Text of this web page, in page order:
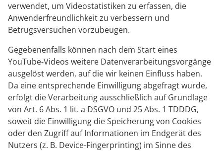
verwendet, um Videostatistiken zu erfassen, die
Anwenderfreundlichkeit zu verbessern und
Betrugsversuchen vorzubeugen.
Gegebenenfalls können nach dem Start eines
YouTube-Videos weitere Datenverarbeitungsvorgänge
ausgelöst werden, auf die wir keinen Einfluss haben.
Da eine entsprechende Einwilligung abgefragt wurde,
erfolgt die Verarbeitung ausschließlich auf Grundlage
von Art. 6 Abs. 1 lit. a DSGVO und 25 Abs. 1 TDDDG,
soweit die Einwilligung die Speicherung von Cookies
oder den Zugriff auf Informationen im Endgerät des
Nutzers (z. B. Device-Fingerprinting) im Sinne des